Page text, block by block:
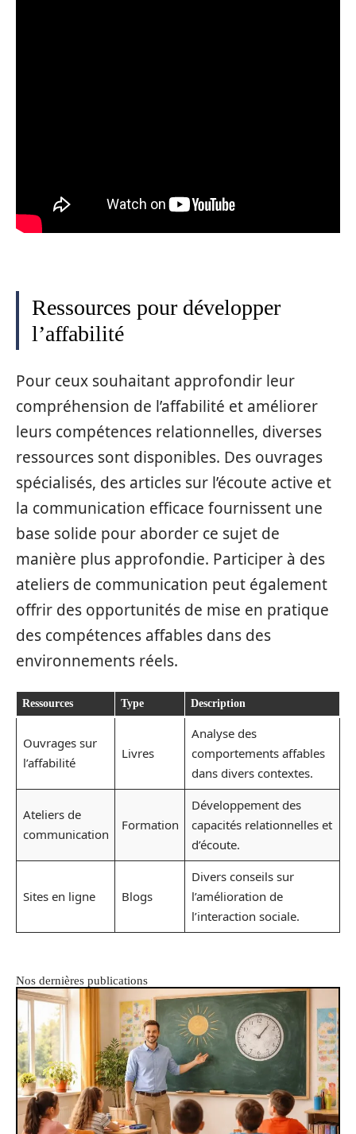
Ressources pour développer
l’affabilité
Pour ceux souhaitant approfondir leur
compréhension de l’affabilité et améliorer
leurs compétences relationnelles, diverses
ressources sont disponibles. Des ouvrages
spécialisés, des articles sur l’écoute active et
la communication efficace fournissent une
base solide pour aborder ce sujet de
manière plus approfondie. Participer à des
ateliers de communication peut également
offrir des opportunités de mise en pratique
des compétences affables dans des
environnements réels.
Ressources Type Description
Ouvrages sur
l’affabilité
Livres
Analyse des
comportements affables
dans divers contextes.
Ateliers de
communication
Formation
Développement des
capacités relationnelles et
d’écoute.
Sites en ligne Blogs
Divers conseils sur
l’amélioration de
l’interaction sociale.
Nos dernières publications